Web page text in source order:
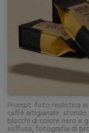
Prompt: foto realistica
caffè artigianale,
blocchi di colore nero e
soffusa, fotografia di